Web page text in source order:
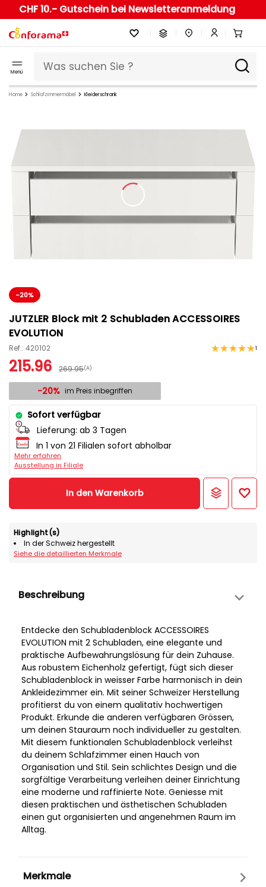
CHF 10.- Gutschein bei Newsletteranmeldung
Menü
Home Schlafzimmermöbel Kleiderschrank
-20%
JUTZLER Block mit 2 Schubladen ACCESSOIRES
EVOLUTION
Ref.: 420102 1
215.96 269.95(A)
-20% im Preis inbegriffen
Sofort verfügbar
Lieferung: ab 3 Tagen
In 1 von 21 Filialen sofort abholbar
Mehr erfahren
Ausstellung in Filiale
In den Warenkorb
Highlight(s)
In der Schweiz hergestellt
Siehe die detaillierten Merkmale
Beschreibung
Entdecke den Schubladenblock ACCESSOIRES
EVOLUTION mit 2 Schubladen, eine elegante und
praktische Aufbewahrungslösung für dein Zuhause.
Aus robustem Eichenholz gefertigt, fügt sich dieser
Schubladenblock in weisser Farbe harmonisch in dein
Ankleidezimmer ein. Mit seiner Schweizer Herstellung
profitierst du von einem qualitativ hochwertigen
Produkt. Erkunde die anderen verfügbaren Grössen,
um deinen Stauraum noch individueller zu gestalten.
Mit diesem funktionalen Schubladenblock verleihst
du deinem Schlafzimmer einen Hauch von
Organisation und Stil. Sein schlichtes Design und die
sorgfältige Verarbeitung verleihen deiner Einrichtung
eine moderne und raffinierte Note. Geniesse mit
diesen praktischen und ästhetischen Schubladen
einen gut organisierten und angenehmen Raum im
Alltag.
Merkmale